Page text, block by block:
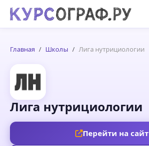
Главная Школы Лига нутрициологии
Лига нутрициологии
Перейти на сайт